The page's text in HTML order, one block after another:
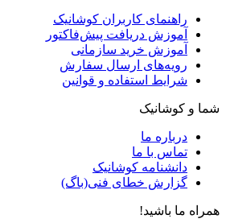
راهنمای کاربران کوشانیک
آموزش دریافت پیش‌فاکتور
آموزش خرید سازمانی
رویه‌های ارسال سفارش
شرایط استفاده و قوانین
شما و کوشانیک
درباره ما
تماس با ما
دانشنامه کوشانیک
گزارش خطای فنی(باگ)
همراه ما باشید!